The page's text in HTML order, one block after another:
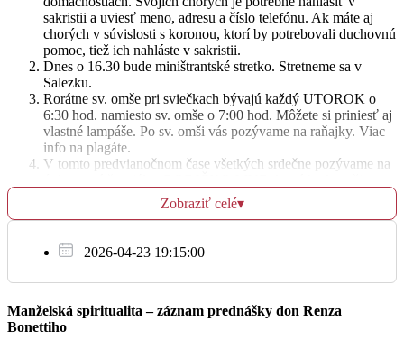
18:30
s adoráciou
Pi
16.12.
11:00
matky s deťmi v kaplnke oratka
18:30
mládežnícka
sakristii a uviesť meno, adresu a číslo telefónu. Ak máte aj
chorých v súvislosti s koronou, ktorí by potrebovali duchovnú
pomoc, tiež ich nahláste v sakristii.
Dnes o 16.30 bude miništrantské stretko. Stretneme sa v
Salezku.
Rorátne sv. omše pri sviečkach bývajú každý UTOROK o
6:30 hod. namiesto sv. omše o 7:00 hod. Môžete si priniesť aj
vlastné lampáše. Po sv. omši vás pozývame na raňajky. Viac
info na plagáte.
V tomto predvianočnom čase všetkých srdečne pozývame na
Salezku v utorok 13.12.2022 o 19:00. Juraj Holdoš nám
porozpráva o STRESE (aj tom predvianočnom) a naučí nás,
– všetci ste srdečne pozvaní.
V piatok vás pozývame po večernej mládežníckej sv. omši
piecť vianočné oplátky.
V nedeľu o 15.00 bude farská duchovná obnova a
Zobraziť celé▾
2026-04-23 19:15:00
Manželská spiritualita – záznam prednášky don Renza
Bonettiho